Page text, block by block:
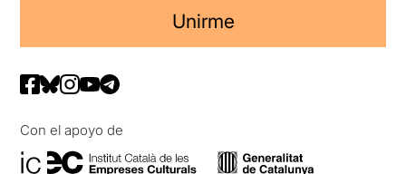
Unirme
Con el apoyo de